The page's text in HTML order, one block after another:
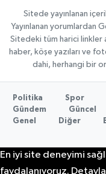
Sitede yayınlanan
Yayınlanan yorumlardan
Sitedeki tüm harici linkler
haber, köşe yazıları ve
dahi, herhangi bir
Politika Spor
Gündem
Güncel
Genel
Diğer
En iyi site deneyimi
faydalanıyoruz.